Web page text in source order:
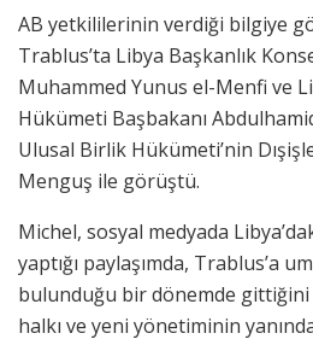
AB yetkililerinin verdiği bilgiye
Trablus’ta Libya Başkanlık
Muhammed Yunus el-Menfi ve
Hükümeti Başbakanı
Ulusal Birlik Hükümeti’nin
Menguş ile görüştü.
Michel, sosyal medyada
yaptığı paylaşımda, Trablus’a
bulunduğu bir dönemde gittiğini
halkı ve yeni yönetiminin